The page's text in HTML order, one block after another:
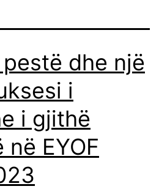
dhe një
i
i gjithë
EYOF